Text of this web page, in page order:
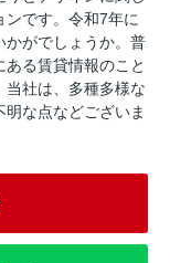
です。令和7年に
かがでしょうか。普
る賃貸情報のこと
当社は、多種多様な
な点などございま